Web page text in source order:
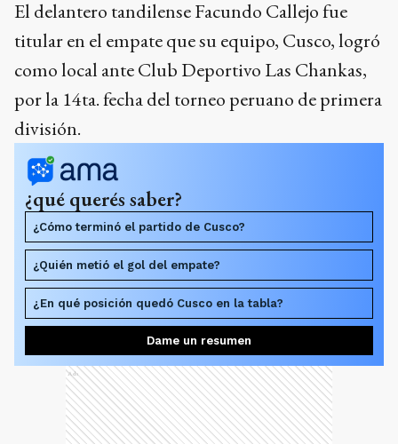
El delantero tandilense Facundo Callejo fue
titular en el empate que su equipo, Cusco, logró
como local ante Club Deportivo Las Chankas,
por la 14ta. fecha del torneo peruano de primera
división.
¿qué querés saber?
¿Cómo terminó el partido de Cusco?
¿Quién metió el gol del empate?
¿En qué posición quedó Cusco en la tabla?
Dame un resumen
Ads